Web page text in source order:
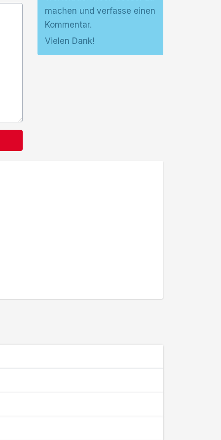
machen und verfasse einen
Kommentar.
Vielen Dank!